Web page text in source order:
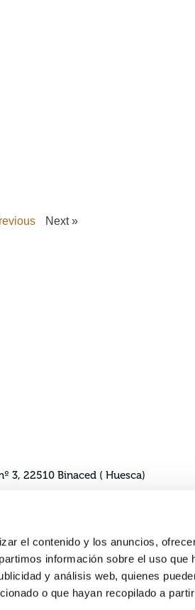
el contenido y los anuncios,
información sobre el uso que
y análisis web, quienes
o que hayan recopilado a
Next »
3, 22510 Binaced ( Huesca)